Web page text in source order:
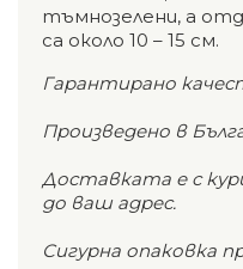
тъмнозелени, а
са около 10 – 15 см.
Гарантирано
Произведено в
Доставката е с
до ваш адрес.
Сигурна опаковка